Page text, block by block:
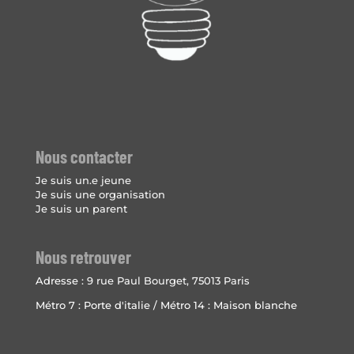
Nous contacter
Je suis un.e jeune
Je suis une organisation
Je suis un parent
Nous retrouver
Adresse : 9 rue Paul Bourget, 75013 Paris
Métro 7 : Porte d'italie / Métro 14 : Maison blanche